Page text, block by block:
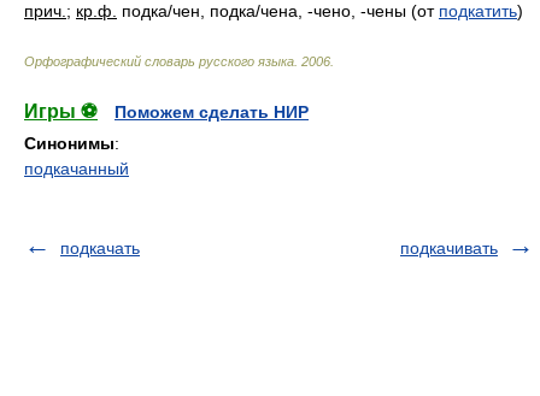
прич. ; кр.ф. подка/чен, подка/чена, -чено, -чены (от подкатить)
Орфографический словарь русского языка 2006
Игры ⚽
Поможем сделать НИР
Синонимы:
подкачанный
подкачать подкачивать